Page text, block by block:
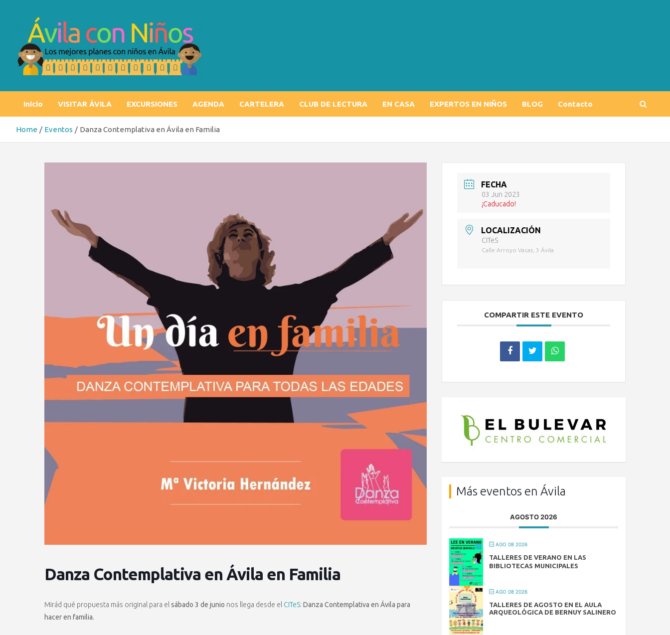
Inicio VISITAR ÁVILA EXCURSIONES AGENDA CARTELERA CLUB DE LECTURA EN CASA EXPERTOS EN NIÑOS BLOG Contacto
Home Eventos Danza Contemplativa en Ávila en Familia
Danza Contemplativa en Ávila en Familia
Mirád qué propuesta más original para elsábado 3 de junio nos llega desde el CITeS: Danza Contemplativa en Ávila para
hacer en familia.
FECHA
03 Jun 2023
¡Caducado!
LOCALIZACIÓN
CITeS
Calle Arroyo Vacas, 3 Ávila
COMPARTIR ESTE EVENTO
Más eventos en Ávila
AGOSTO 2026
AGO 08 2026
TALLERES DE VERANO EN LAS
BIBLIOTECAS MUNICIPALES
AGO 08 2026
TALLERES DE AGOSTO EN EL AULA
ARQUEOLÓGICA DE BERNUY SALINERO